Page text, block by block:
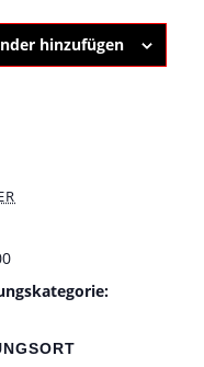
hinzufügen